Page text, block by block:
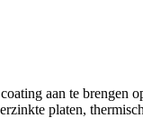
aan te brengen
platen,